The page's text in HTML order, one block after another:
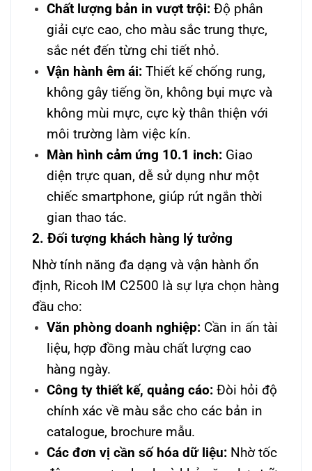
Chất lượng bản in vượt trội:Độ phân
giải cực cao, cho màu sắc trung thực,
sắc nét đến từng chi tiết nhỏ.
Vận hành êm ái:Thiết kế chống rung,
không gây tiếng ồn, không bụi mực và
không mùi mực, cực kỳ thân thiện với
môi trường làm việc kín.
Màn hình cảm ứng 10.1 inch:Giao
diện trực quan, dễ sử dụng như một
chiếc smartphone, giúp rút ngắn thời
gian thao tác.
2. Đối tượng khách hàng lý tưởng
Nhờ tính năng đa dạng và vận hành ổn
định, Ricoh IM C2500 là sự lựa chọn hàng
đầu cho:
Văn phòng doanh nghiệp:Cần in ấn tài
liệu, hợp đồng màu chất lượng cao
hàng ngày.
Công ty thiết kế, quảng cáo:Đòi hỏi độ
chính xác về màu sắc cho các bản in
catalogue, brochure mẫu.
Các đơn vị cần số hóa dữ liệu:Nhờ tốc